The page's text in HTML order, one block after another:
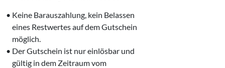
• Keine Barauszahlung, kein ‍Belassen
‌ ‌eines Restwertes auf dem Gutschein
‌ ‌möglich.
• Der Gutschein ist nur einlösbar und
‌‌ gültig in dem Zeitraum vom